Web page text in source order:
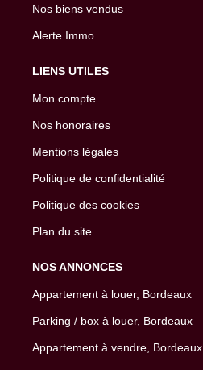
Nos biens vendus
Alerte Immo
LIENS UTILES
Mon compte
Nos honoraires
Mentions légales
Politique de confidentialité
Politique des cookies
Plan du site
NOS ANNONCES
Appartement à louer, Bordeaux
Parking / box à louer, Bordeaux
Appartement à vendre, Bordeaux